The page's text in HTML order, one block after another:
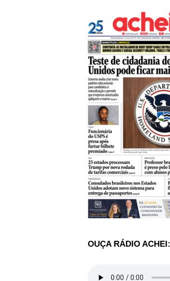
OUÇA RÁDIO ACHEI: